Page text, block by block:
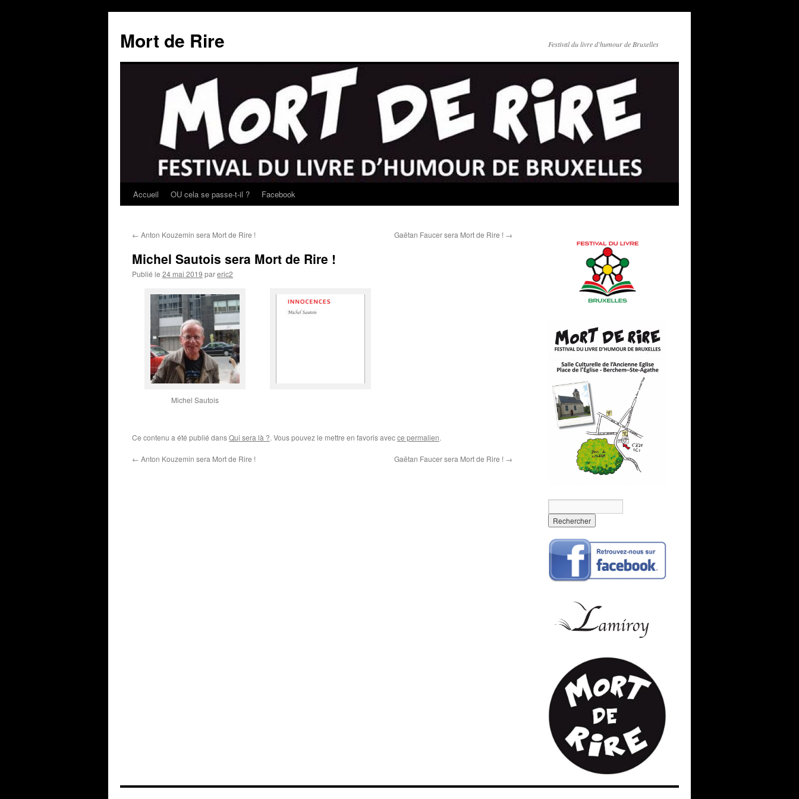
Mort de Rire Festival du livre d'humour de Bruxelles
Aller
contenu
Accueil OU cela se passe-t-il ? Facebook
← Anton Kouzemin sera Mort de Rire ! Gaëtan Faucer sera Mort de Rire ! →
Michel Sautois sera Mort de Rire !
Publié le 24 mai 2019 pareric2
Michel Sautois
Ce contenu a été publié dansQui sera là ?. Vous pouvez le mettre en favoris avecce permalien.
← Anton Kouzemin sera Mort de Rire ! Gaëtan Faucer sera Mort de Rire ! →